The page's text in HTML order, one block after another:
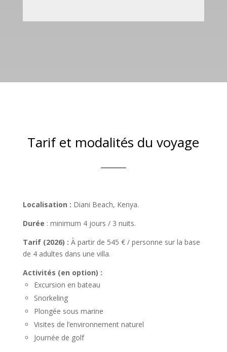
Tarif et modalités du voyage
Localisation : Diani Beach, Kenya.
Durée : minimum 4 jours / 3 nuits.
Tarif (2026) : À partir de 545 € / personne sur la base
de 4 adultes dans une villa.
Activités (en option) :
Excursion en bateau
Snorkeling
Plongée sous marine
Visites de l’environnement naturel
Journée de golf